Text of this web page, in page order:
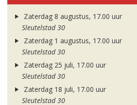
Zaterdag 8 augustus, 17.00 uur
Sleutelstad 30
Zaterdag 1 augustus, 17.00 uur
Sleutelstad 30
Zaterdag 25 juli, 17.00 uur
Sleutelstad 30
Zaterdag 18 juli, 17.00 uur
Sleutelstad 30